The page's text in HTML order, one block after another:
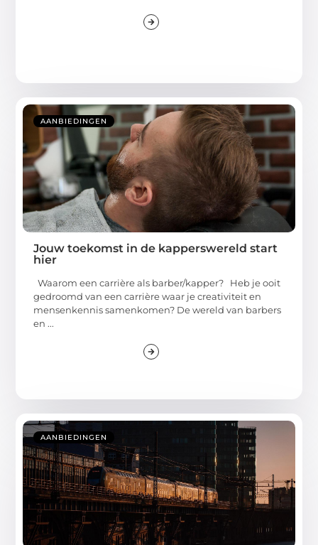
AANBIEDINGEN
Jouw toekomst in de kapperswereld start
hier
Waarom een carrière als barber/kapper? Heb je ooit
gedroomd van een carrière waar je creativiteit en
mensenkennis samenkomen? De wereld van barbers
en ...
AANBIEDINGEN